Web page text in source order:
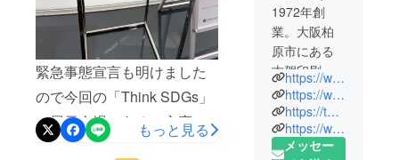
緊急事態宣言も明けました
ので今回の「Think SDGs」
の展示会場である、心斎橋
パルコに展示ブースの見学
もっと見る
1972年創
業。大阪柏
原市にある
古賀印刷で
は、これか
らも培った
技術やノウ
ハウをベー
https://www.kogaprinting.co.jp
https://www.instagram.com/koga_printing_official/
https://twitter.com/koga_printing
https://www.facebook.com/kogaprinting/
メッセー